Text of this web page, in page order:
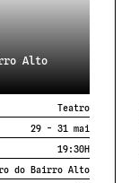
Alto
Teatro
29 - 31 mai
19:30H
do Bairro Alto